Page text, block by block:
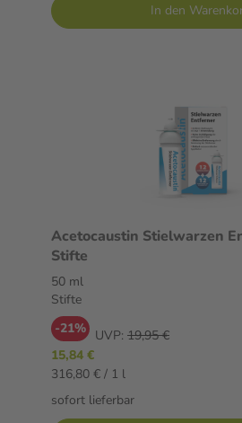
In den
Acetocaustin Stielwarzen
Stifte
50 ml
Stifte
-21% UVP: 19,95 €
15,84 €
316,80 € / 1 l
sofort lieferbar